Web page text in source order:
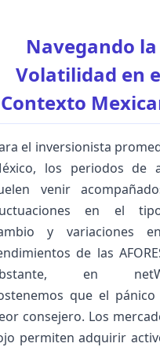
Navegando la
Volatilidad en
Contexto
el inversionista
los periodos de
venir
en el
y variaciones
de las
en
que el pánico
consejero. Los
permiten adquirir